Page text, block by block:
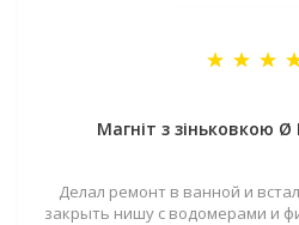
Магніт з зіньковкою Ø
Делал ремонт в ванной и
закрыть нишу с водомерами и